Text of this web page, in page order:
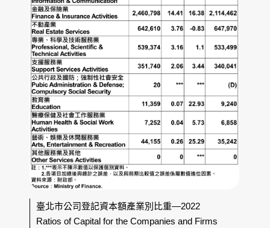
臺北市公司登記資本額產業別比重—2022
Ratios of Capital for the Companies and Firms